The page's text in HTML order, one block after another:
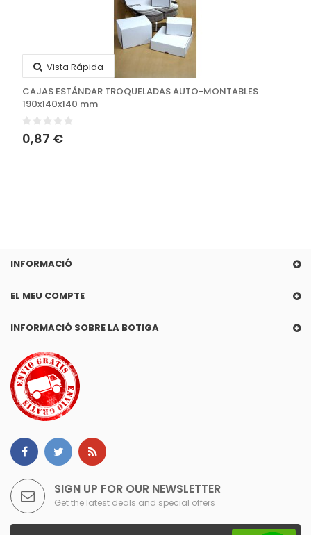
Vista Rápida
CAJAS ESTÁNDAR TROQUELADAS AUTO-MONTABLES
190x140x140 mm
0,87 €
INFORMACIÓ
EL MEU COMPTE
INFORMACIÓ SOBRE LA BOTIGA
SIGN UP FOR OUR NEWSLETTER
Get the latest deals and special offers